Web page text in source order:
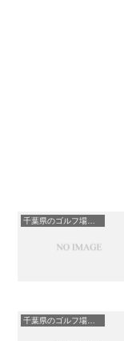
千葉県のゴルフ場一覧｜距離が長い・広いゴルフ場ランキング
千葉県のゴルフ場一覧｜距離が長い・広いゴルフ場ランキング